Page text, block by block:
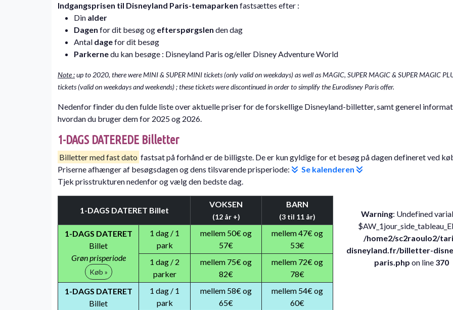
Indgangsprisen til Disneyland Paris-temaparken fastsættes efter :
Din alder
Dagen for dit besøg og efterspørgslen den dag
Antal dagefor dit besøg
Parkernedu kan besøge : Disneyland Paris og/eller Disney Adventure World
Note :up to 2020, there were MINI & SUPER MINI tickets (only valid on weekdays) as well as MAGIC, SUPER MAGIC & SUPER MAGIC
tickets (valid on weekdays and weekends) ; these tickets were discontinued in order to simplify the Eurodisney Paris offer.
Nedenfor finder du den fulde liste over aktuelle priser for de forskellige Disneyland-billetter, samt generel
hvordan du bruger dem for 2025 og 2026.
1-DAGS DATEREDE Billetter
Billetter med fast dato fastsat på forhånd er de billigste. De er kun gyldige for et besøg på dagen defineret ved
Priserne afhænger af besøgsdagen og dens tilsvarende prisperiode:
Se kalenderen
Tjek prisstrukturen nedenfor og vælg den bedste dag.
1-DAGS DATERET Billet
VOKSEN
(12 år +)
BARN
(3 til 11 år)
1-DAGS DATERET
Billet
Grøn prisperiode
Køb »
1 dag / 1
park
mellem 50€ og
57€
mellem 47€ og
53€
1 dag / 2
parker
mellem 75€ og
82€
mellem 72€ og
78€
1-DAGS DATERET
Billet
1 dag / 1
park
mellem 58€ og
65€
mellem 54€ og
60€
Warning: Undefined
/home2/sc2raoulo2/
disneyland.fr/billetter-
paris.php on line 370